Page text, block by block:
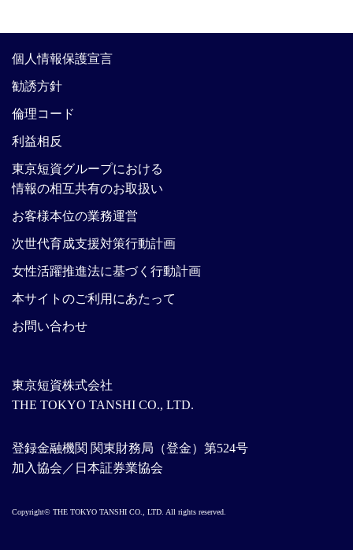
東京短資株式会社
THE TOKYO TANSHI CO., LTD.
登録金融機関 関東財務局（登金）第524号
加入協会／日本証券業協会
個人情報保護宣言
勧誘方針
倫理コード
利益相反
東京短資グループにおける
情報の相互共有のお取扱い
お客様本位の業務運営
次世代育成支援対策行動計画
女性活躍推進法に基づく行動計画
本サイトのご利用にあたって
お問い合わせ
Copyright© THE TOKYO TANSHI CO., LTD. All rights reserved.